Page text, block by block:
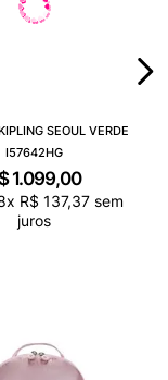
SEOUL VERDE
I57642HG
1.099,00
x R$ 137,37 sem
juros